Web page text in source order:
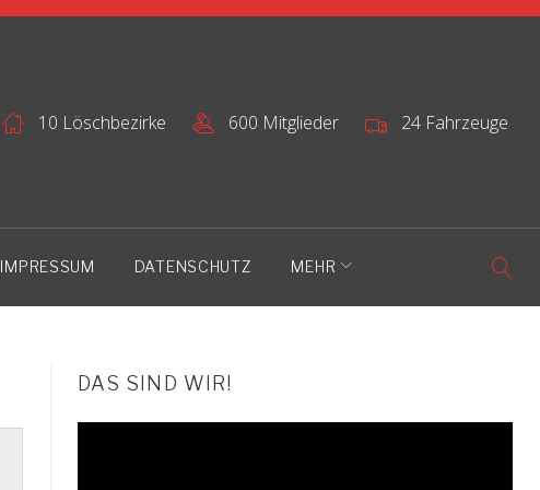
10 Löschbezirke 600 Mitglieder 24 Fahrzeuge
IMPRESSUM DATENSCHUTZ MEHR
DAS SIND WIR!